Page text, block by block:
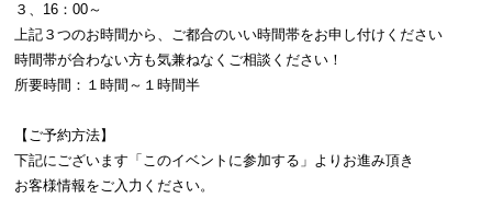
３、16：00～
上記３つのお時間から、ご都合のいい時間帯をお申し付けください
時間帯が合わない方も気兼ねなくご相談ください！
所要時間：１時間～１時間半
【ご予約方法】
下記にございます「このイベントに参加する」よりお進み頂き
お客様情報をご入力ください。